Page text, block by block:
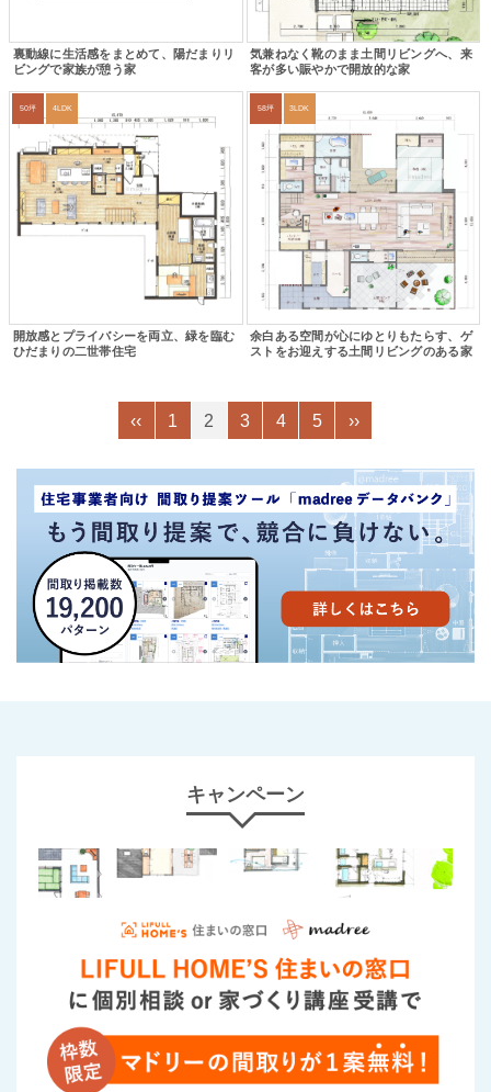
裏動線に生活感をまとめて、陽だまりリ
ビングで家族が憩う家
気兼ねなく靴のまま土間リビングへ、来
客が多い賑やかで開放的な家
50坪 4LDK
開放感とプライバシーを両立、緑を臨む
ひだまりの二世帯住宅
58坪 3LDK
余白ある空間が心にゆとりもたらす、ゲ
ストをお迎えする土間リビングのある家
‹‹ 1 2 3 4 5 ››
キャンペーン